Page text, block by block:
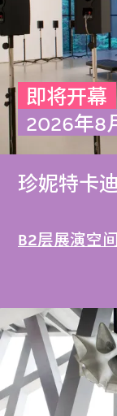
即将开幕
2026年8
珍妮特卡
B2层展演空间